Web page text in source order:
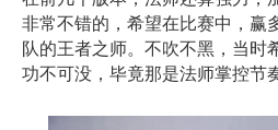
非常不错的，希望在比赛中，赢
队的王者之师。不吹不黑，当时
功不可没，毕竟那是法师掌控节